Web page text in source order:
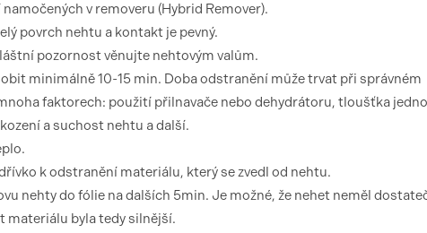
v removeru (Hybrid Remover).
povrch nehtu a kontakt je pevný.
pozornost věnujte nehtovým valům.
minimálně 10-15 min. Doba odstranění může trvat při správném
faktorech: použití přilnavače nebo dehydrátoru, tloušťka
a suchost nehtu a další.
k odstranění materiálu, který se zvedl od nehtu.
nehty do fólie na dalších 5min. Je možné, že nehet neměl
materiálu byla tedy silnější.